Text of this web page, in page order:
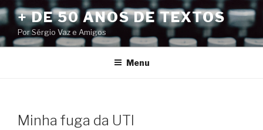
Pular
para
o
conteúdo
+ DE 50 ANOS DE TEXTOS
Por Sérgio Vaz e Amigos
Menu
Minha fuga da UTI